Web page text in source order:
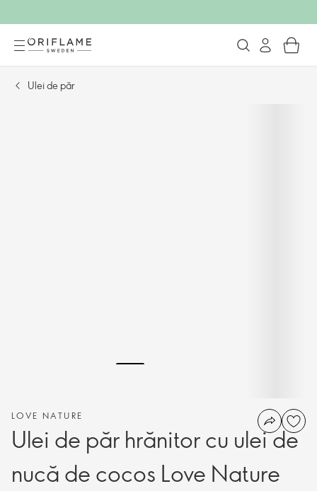
Ulei de păr
LOVE NATURE
Ulei de păr hrănitor cu ulei de
nucă de cocos Love Nature